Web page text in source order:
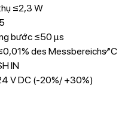
≤2,3 W
bước ≤50 µs
des Messbereichs⁄°C
IN
V DC (-20%/ +30%)